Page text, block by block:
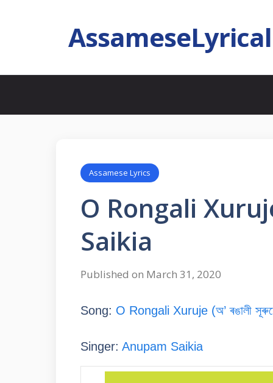
Assamese Lyrics
O Rongali
Saikia
Published on March 31, 2020
Song: O Rongali Xuruje (অ’ ৰঙালী
Singer: Anupam Saikia